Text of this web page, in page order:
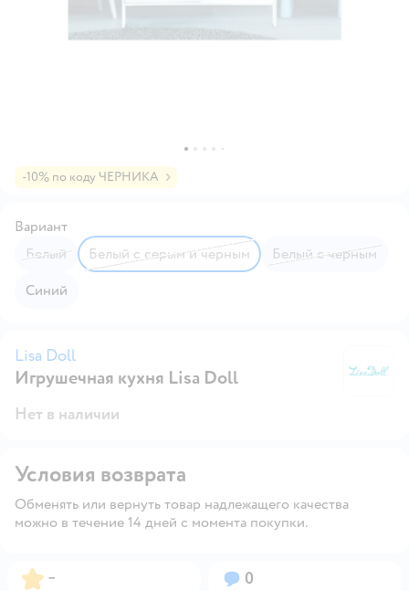
-10% по коду ЧЕРНИКА
Вариант
Белый
Белый с серым и черным
Белый с черным
Синий
Lisa Doll
Игрушечная кухня Lisa Doll
Нет в наличии
Условия возврата
Обменять или вернуть товар надлежащего качества
можно в течение 14 дней с момента покупки.
Рейтинг:
– Вопросов:
0